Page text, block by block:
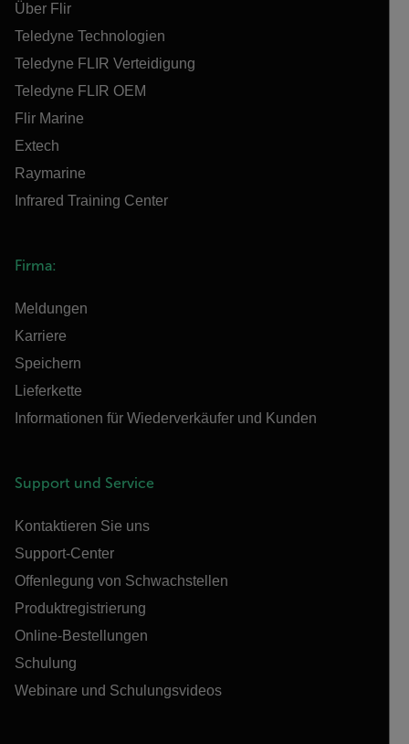
Über Flir
Teledyne Technologien
Teledyne FLIR Verteidigung
Teledyne FLIR OEM
Flir Marine
Extech
Raymarine
Infrared Training Center
Firma:
Meldungen
Karriere
Speichern
Lieferkette
Informationen für Wiederverkäufer und Kunden
Support und Service
Kontaktieren Sie uns
Support-Center
Offenlegung von Schwachstellen
Produktregistrierung
Online-Bestellungen
Schulung
Webinare und Schulungsvideos